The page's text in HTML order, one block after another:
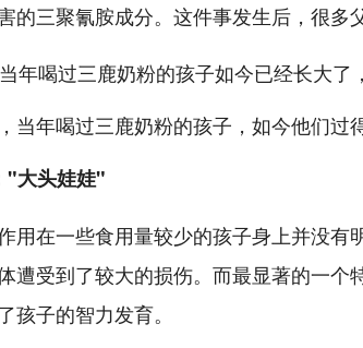
的三聚氰胺成分。这件事发生后，很多
年喝过三鹿奶粉的孩子如今已经长大了
"大头娃娃"
用在一些食用量较少的孩子身上并没
遭受到了较大的损伤。而最显著的一
孩子的智力发育。